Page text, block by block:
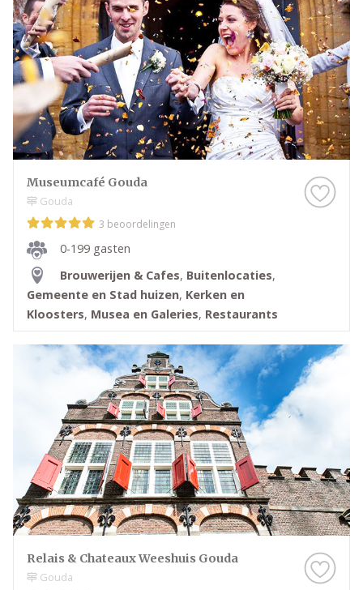
Museumcafé Gouda
Gouda
3 beoordelingen
0-199 gasten
Brouwerijen & Cafes, Buitenlocaties,
Gemeente en Stad huizen, Kerken en
Kloosters, Musea en Galeries, Restaurants
Relais & Chateaux Weeshuis Gouda
Gouda